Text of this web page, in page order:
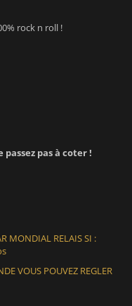
rock n roll !
pas à coter !
MONDIAL RELAIS SI :
VOUS POUVEZ REGLER